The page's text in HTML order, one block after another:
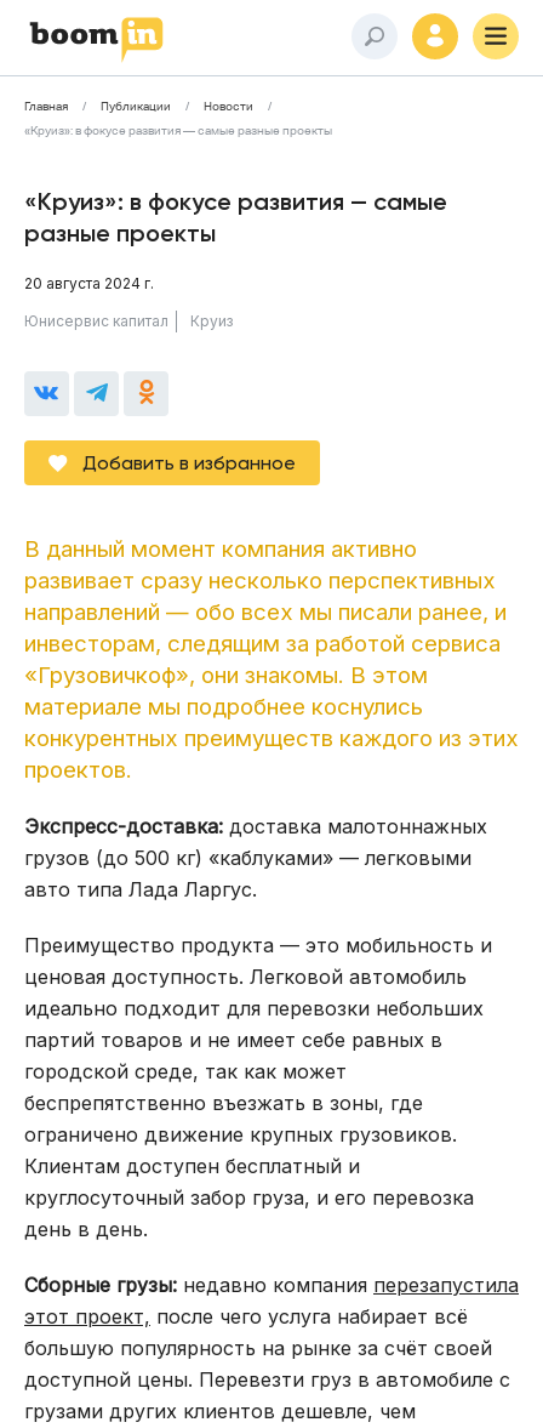
Главная Публикации
Новости
«Круиз»: в фокусе развития — самые разные проекты
«Круиз»: в фокусе развития — самые
разные проекты
20 августа 2024 г.
Юнисервис капитал Круиз
Добавить в избранное
В данный момент компания активно
развивает сразу несколько перспективных
направлений — обо всех мы писали ранее, и
инвесторам, следящим за работой сервиса
«Грузовичкоф», они знакомы. В этом
материале мы подробнее коснулись
конкурентных преимуществ каждого из этих
проектов.
Экспресс-доставка: доставка малотоннажных
грузов (до 500 кг) «каблуками» — легковыми
авто типа Лада Ларгус.
Преимущество продукта — это мобильность и
ценовая доступность. Легковой автомобиль
идеально подходит для перевозки небольших
партий товаров и не имеет себе равных в
городской среде, так как может
беспрепятственно въезжать в зоны, где
ограничено движение крупных грузовиков.
Клиентам доступен бесплатный и
круглосуточный забор груза, и его перевозка
день в день.
Сборные грузы: недавно компания перезапустила
этот проект, после чего услуга набирает всё
большую популярность на рынке за счёт своей
доступной цены. Перевезти груз в автомобиле с
грузами других клиентов дешевле, чем